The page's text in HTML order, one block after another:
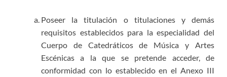
Poseer la titulación o titulaciones y demás
requisitos establecidos para la especialidad del
Cuerpo de Catedráticos de Música y Artes
Escénicas a la que se pretende acceder, de
conformidad con lo establecido en el Anexo III